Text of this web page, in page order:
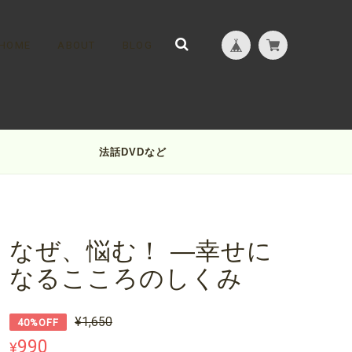
ABOUT BLOG
法話DVDなど
なぜ、悩む！ ―幸せに
なるこころのしくみ
40%OFF ¥1,650
¥990